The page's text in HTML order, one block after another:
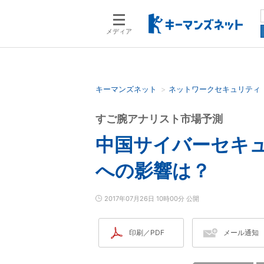
メディア
検索語を入力してください
キーマンズネット ネットワークセキュリティ
中国サイバーセキ
への影響は？
すご腕アナリスト市場予測
2017年07月26日 10時00分 公開
印刷／PDF メール通知